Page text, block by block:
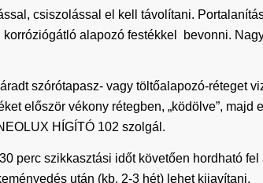
csiszolással el kell távolítani.
alapozó festékkel bevonni.
szórótapasz- vagy töltőalapozó-réteget
először vékony rétegben, „ködölve”,
HÍGÍTÓ 102 szolgál.
perc szikkasztási időt követően hordható
után (kb. 2-3 hét) lehet kijavítani.